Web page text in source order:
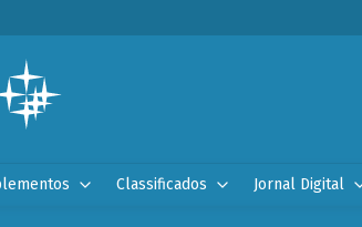
Classificados Jornal Digital